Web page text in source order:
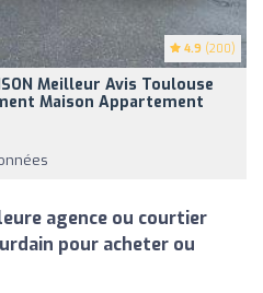
4.9 (200)
Meilleur Avis Toulouse
Maison Appartement
agence ou courtier
pour acheter ou